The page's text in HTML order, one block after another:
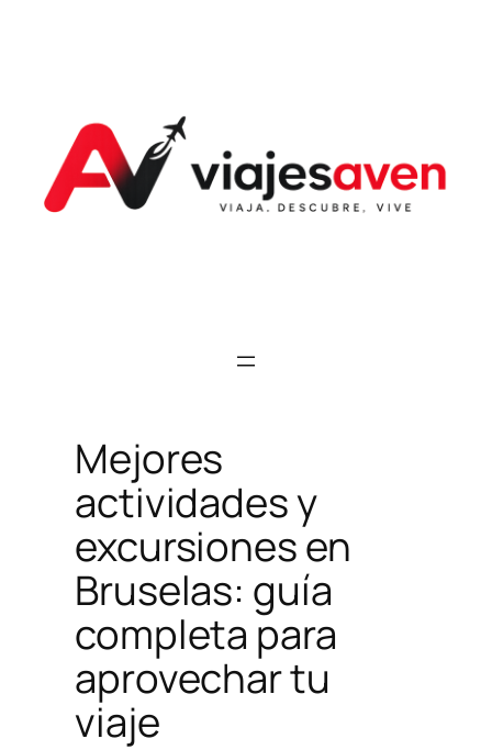
contenido
Mejores
actividades y
excursiones en
Bruselas: guía
completa para
aprovechar tu
viaje